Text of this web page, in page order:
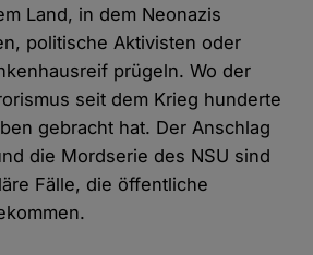
Land, in dem Neonazis
politische Aktivisten oder
prügeln. Wo der
seit dem Krieg hunderte
gebracht hat. Der Anschlag
die Mordserie des NSU sind
Fälle, die öffentliche